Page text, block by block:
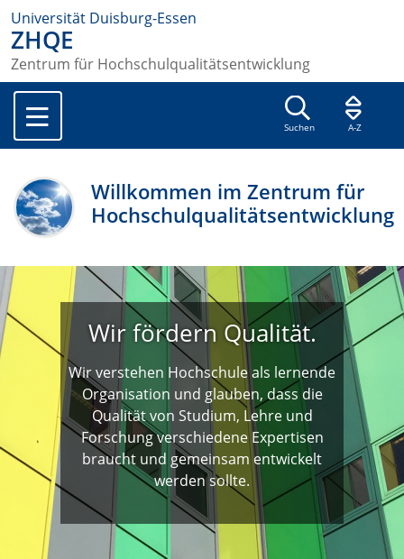
Universität Duisburg-Essen
ZHQE
Zentrum für Hochschulqualitätsentwicklung
Suchen A-Z
Willkommen im Zentrum für
Hochschulqualitätsentwicklung
Wir fördern Qualität.
Wir verstehen Hochschule als lernende
Organisation und glauben, dass die
Qualität von Studium, Lehre und
Forschung verschiedene Expertisen
braucht und gemeinsam entwickelt
werden sollte.